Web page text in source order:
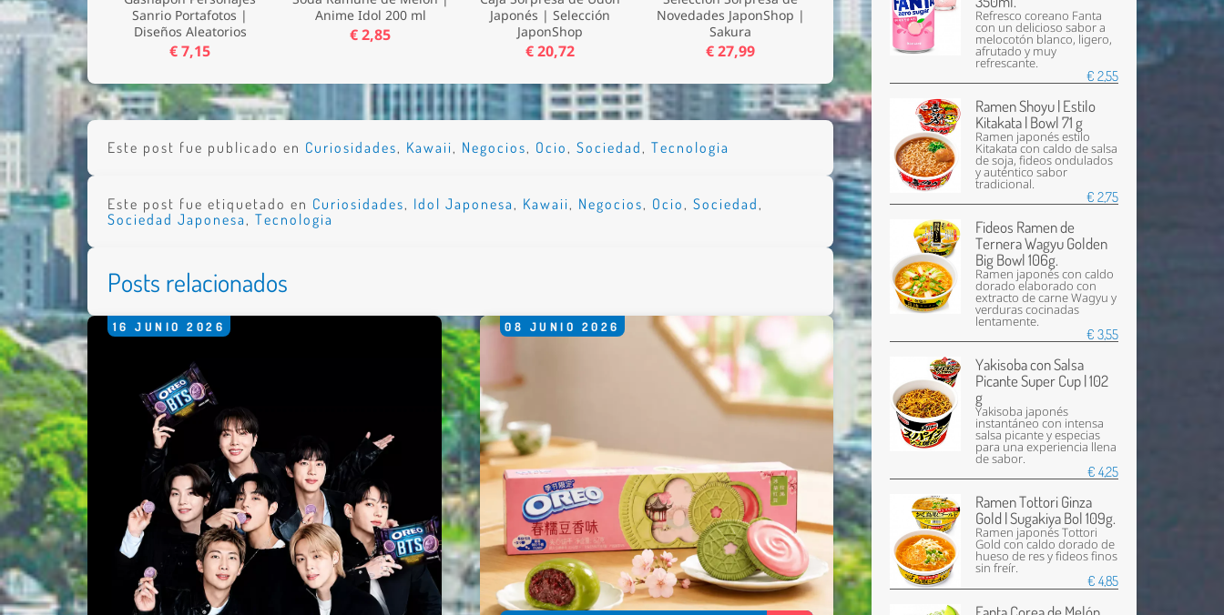
Sanrio Portafotos |
Diseños Aleatorios
€ 7,15
Anime Idol 200 ml
€ 2,85
Japonés | Selección
JaponShop
€ 20,72
Novedades JaponShop |
Sakura
€ 27,99
Este post fue publicado en Curiosidades, Kawaii, Negocios, Ocio,Sociedad,Tecnologia
Este post fue etiquetado en Curiosidades, Idol Japonesa , Kawaii, Negocios, Ocio ,Sociedad ,
Sociedad Japonesa ,Tecnologia
Posts relacionados
16 JUNIO 2026 08 JUNIO 2026
Refresco coreano Fanta
con un delicioso sabor a
melocotón blanco, ligero,
afrutado y muy
refrescante.
€ 2,55
Ramen Shoyu | Estilo
Kitakata | Bowl 71 g
Ramen japonés estilo
Kitakata con caldo de salsa
de soja, fideos ondulados
y auténtico sabor
tradicional.
€ 2,75
Fideos Ramen de
Ternera Wagyu Golden
Big Bowl 106g.
Ramen japonés con caldo
dorado elaborado con
extracto de carne Wagyu y
verduras cocinadas
lentamente.
€ 3,55
Yakisoba con Salsa
Picante Super Cup | 102
g
Yakisoba japonés
instantáneo con intensa
salsa picante y especias
para una experiencia llena
de sabor.
€ 4,25
Ramen Tottori Ginza
Gold | Sugakiya Bol 109g.
Ramen japonés Tottori
Gold con caldo dorado de
hueso de res y fideos finos
sin freír.
€ 4,85
Comentario *
Enviar